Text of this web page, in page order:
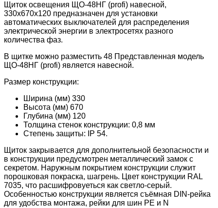
Щиток освещения ЩО-48НГ (profi) навесной,
330х670х120 предназначен для установки
автоматических выключателей для распределения
электрической энергии в электросетях разного
количества фаз.
В щитке можно разместить 48 Представленная модель
ЩО-48НГ (profi) является навесной.
Размер конструкции:
Ширина (мм) 330
Высота (мм) 670
Глубина (мм) 120
Толщина стенок конструкции: 0,8 мм
Степень защиты: IP 54.
Щиток закрывается для дополнительной безопасности и
в конструкции предусмотрен металлический замок с
секретом. Наружным покрытием конструкции служит
порошковая покраска, шагрень. Цвет конструкции RAL
7035, что расшифровуеться как светло-серый.
Особенностью конструкции является съёмная DIN-рейка
для удобства монтажа, рейки для шин PE и N